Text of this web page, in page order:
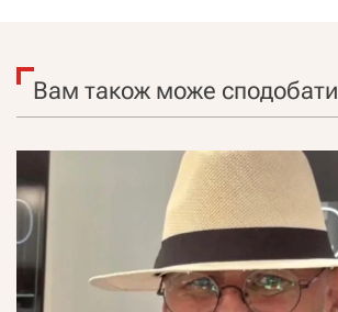
Вам також може